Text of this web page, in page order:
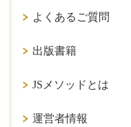
よくあるご質問
出版書籍
JSメソッドとは
運営者情報